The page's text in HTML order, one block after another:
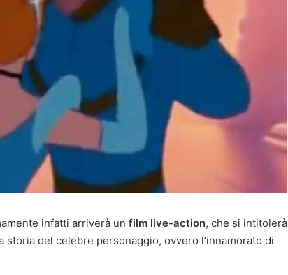
infatti arriverà un film live-action, che si intitolerà
storia del celebre personaggio, ovvero l’innamorato di